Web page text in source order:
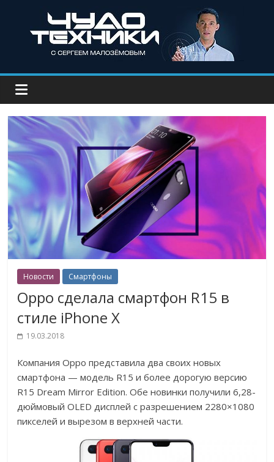
Новости Смартфоны
Oppo сделала смартфон R15 в
стиле iPhone X
19.03.2018
Компания Oppo представила два своих новых
смартфона — модель R15 и более дорогую версию
R15 Dream Mirror Edition. Обе новинки получили 6,28-
дюймовый OLED дисплей с разрешением 2280×1080
пикселей и вырезом в верхней части.